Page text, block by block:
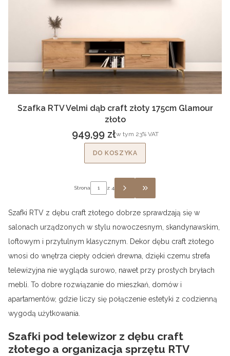
Szafka RTV Velmi dąb craft złoty 175cm Glamour
złoto
Cena brutto
949,99 złw tym %s VAT
w tym 23%VAT
DO KOSZYKA
Strona z 4
Szafki RTV z dębu craft złotego dobrze sprawdzają się w
salonach urządzonych w stylu nowoczesnym, skandynawskim,
loftowym i przytulnym klasycznym. Dekor dębu craft złotego
wnosi do wnętrza ciepły odcień drewna, dzięki czemu strefa
telewizyjna nie wygląda surowo, nawet przy prostych bryłach
mebli. To dobre rozwiązanie do mieszkań, domów i
apartamentów, gdzie liczy się połączenie estetyki z codzienną
wygodą użytkowania.
Szafki pod telewizor z dębu craft
złotego a organizacja sprzętu RTV